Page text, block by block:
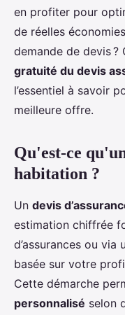
en profiter pour
de réelles
demande de devis ?
gratuité du devis
l’essentiel à savoir
meilleure offre.
Qu'est-ce
habitation ?
Un devis
estimation chiffrée
d’assurances ou via
basée sur votre
Cette démarche
personnalisé selon